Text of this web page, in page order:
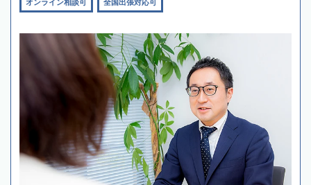
オンライン相談可 全国出張対応可